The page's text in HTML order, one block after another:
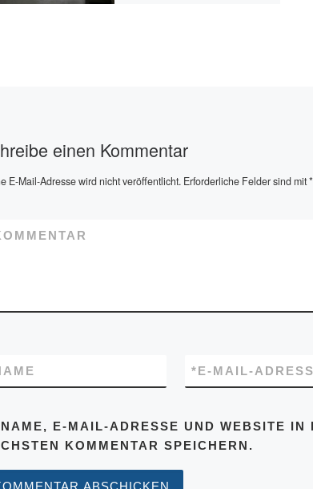
einen Kommentar
E-Mail-Adresse wird nicht veröffentlicht. Erforderliche Felder sind mit*
E-MAIL-
*
NAME, E-MAIL-ADRESSE UND WEBSITE IN
KOMMENTAR SPEICHERN.